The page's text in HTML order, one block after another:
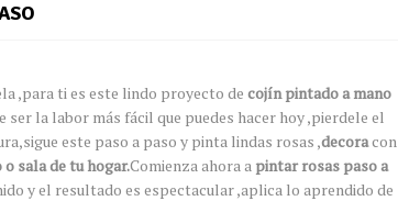
,para ti es este lindo proyecto de cojín pintado a mano
ser la labor más fácil que puedes hacer hoy ,pierdele el
este paso a paso y pinta lindas rosas ,decoracon
sala de tu hogar.Comienza ahora a pintar rosas paso a
y el resultado es espectacular ,aplica lo aprendido de